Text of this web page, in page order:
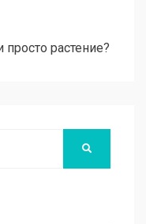
растение?